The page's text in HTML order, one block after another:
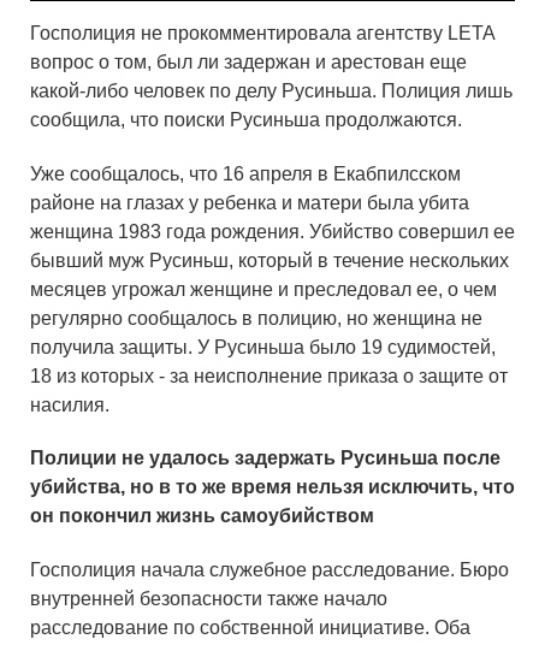
Госполиция не прокомментировала агентству LETA
вопрос о том, был ли задержан и арестован еще
какой-либо человек по делу Русиньша. Полиция лишь
сообщила, что поиски Русиньша продолжаются.
Уже сообщалось, что 16 апреля в Екабпилсском
районе на глазах у ребенка и матери была убита
женщина 1983 года рождения. Убийство совершил ее
бывший муж Русиньш, который в течение нескольких
месяцев угрожал женщине и преследовал ее, о чем
регулярно сообщалось в полицию, но женщина не
получила защиты. У Русиньша было 19 судимостей,
18 из которых - за неисполнение приказа о защите от
насилия.
Полиции не удалось задержать Русиньша после
убийства, но в то же время нельзя исключить, что
он покончил жизнь самоубийством
Госполиция начала служебное расследование. Бюро
внутренней безопасности также начало
расследование по собственной инициативе. Оба